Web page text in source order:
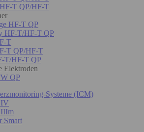
T QP/HF-T
HF-T QP
HF-T/HF-T QP
T
T QP/HF-T
T/HF-T QP
Elektroden
QP
Systeme (ICM)
Smart